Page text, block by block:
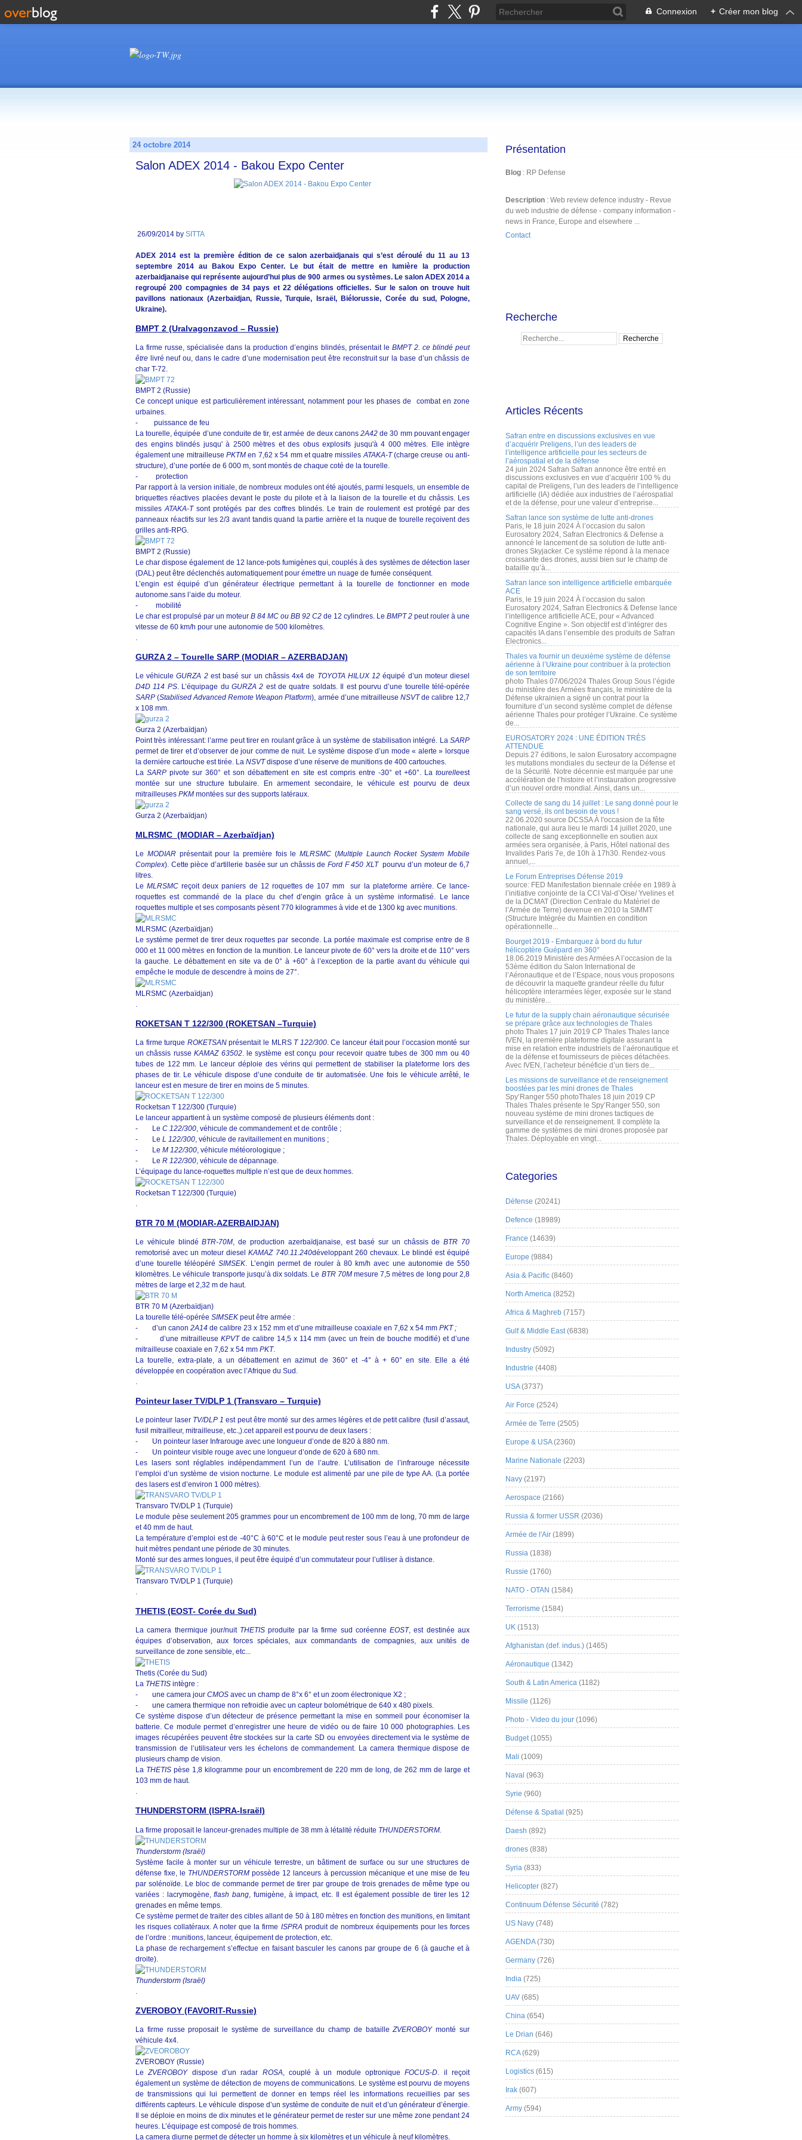
Connexion + Créer mon blog
24 octobre 2014
Salon ADEX 2014 - Bakou Expo Center
26/09/2014 by SITTA
ADEX 2014 est la première édition de ce salon azerbaïdjanais qui s’est déroulé du 11 au 13
septembre 2014 au Bakou Expo Center. Le but était de mettre en lumière la production
azerbaidjanaise qui représente aujourd’hui plus de 900 armes ou systèmes. Le salon ADEX 2014 a
regroupé 200 compagnies de 34 pays et 22 délégations officielles. Sur le salon on trouve huit
pavillons nationaux (Azerbaïdjan, Russie, Turquie, Israël, Biélorussie, Corée du sud, Pologne,
Ukraine).
BMPT 2 (Uralvagonzavod – Russie)
La firme russe, spécialisée dans la production d’engins blindés, présentait le BMPT 2. ce blindé peut
être livré neuf ou, dans le cadre d’une modernisation peut être reconstruit sur la base d’un châssis de
char T-72.
BMPT 2 (Russie)
Ce concept unique est particulièrement intéressant, notamment pour les phases de combat en zone
urbaines.
- puissance de feu
La tourelle, équipée d’une conduite de tir, est armée de deux canons2A42 de 30 mm pouvant engager
des engins blindés jusqu' à 2500 mètres et des obus explosifs jusqu'à 4 000 mètres. Elle intègre
également une mitrailleuse PKTMen 7,62 x 54 mm et quatre missilesATAKA-T(charge creuse ou anti-
structure), d’une portée de 6 000 m, sont montés de chaque coté de la tourelle.
- protection
Par rapport à la version initiale, de nombreux modules ont été ajoutés, parmi lesquels, un ensemble de
briquettes réactives placées devant le poste du pilote et à la liaison de la tourelle et du châssis. Les
missilesATAKA-Tsont protégés par des coffres blindés. Le train de roulement est protégé par des
panneaux réactifs sur les 2/3 avant tandis quand la partie arrière et la nuque de tourelle reçoivent des
grilles anti-RPG.
BMPT 2 (Russie)
Le char dispose également de 12 lance-pots fumigènes qui, couplés à des systèmes de détection laser
(DAL) peut être déclenchés automatiquement pour émettre un nuage de fumée conséquent.
L’engin est équipé d’un générateur électrique permettant à la tourelle de fonctionner en mode
autonome.sans l’aide du moteur.
- mobilité
Le char est propulsé par un moteur B 84 MC ou BB 92 C2 de 12 cylindres. Le BMPT 2 peut rouler à une
vitesse de 60 km/h pour une autonomie de 500 kilomètres.
.
GURZA 2 – Tourelle SARP (MODIAR – AZERBADJAN)
Le véhiculeGURZA 2est basé sur un châssis 4x4 de TOYOTA HILUX 12 équipé d’un moteur diesel
D4D 114 PS. L’équipage du GURZA 2 est de quatre soldats. Il est pourvu d’une tourelle télé-opérée
SARP(Stabilised Advanced Remote Weapon Platform), armée d’une mitrailleuse NSVTde calibre 12,7
x 108 mm.
Gurza 2 (Azerbaïdjan)
Point très intéressant: l’arme peut tirer en roulant grâce à un système de stabilisation intégré. La SARP
permet de tirer et d’observer de jour comme de nuit. Le système dispose d’un mode « alerte » lorsque
la dernière cartouche est tirée. La NSVTdispose d’une réserve de munitions de 400 cartouches.
LaSARPpivote sur 360° et son débattement en site est compris entre -30° et +60°. Latourelleest
montée sur une structure tubulaire. En armement secondaire, le véhicule est pourvu de deux
mitrailleuses PKM montées sur des supports latéraux.
Gurza 2 (Azerbaïdjan)
MLRSMC (MODIAR – Azerbaïdjan)
Le MODIARprésentait pour la première fois leMLRSMC (Multiple Launch Rocket System Mobile
Complex). Cette pièce d’artillerie basée sur un châssis de Ford F 450 XLT pourvu d’un moteur de 6,7
litres.
Le MLRSMC reçoit deux paniers de 12 roquettes de 107 mm sur la plateforme arrière. Ce lance-
roquettes est commandé de la place du chef d’engin grâce à un système informatisé. Le lance
roquettes multiple et ses composants pèsent 770 kilogrammes à vide et de 1300 kg avec munitions.
MLRSMC (Azerbaïdjan)
Le système permet de tirer deux roquettes par seconde. La portée maximale est comprise entre de 8
000 et 11 000 mètres en fonction de la munition. Le lanceur pivote de 60° vers la droite et de 110° vers
la gauche. Le débattement en site va de 0° à +60° à l’exception de la partie avant du véhicule qui
empêche le module de descendre à moins de 27°.
MLRSMC (Azerbaïdjan)
.
ROKETSAN T 122/300 (ROKETSAN –Turquie)
La firme turque ROKETSANprésentait le MLRS T 122/300. Ce lanceur était pour l’occasion monté sur
un châssis russeKAMAZ 63502. le système est conçu pour recevoir quatre tubes de 300 mm ou 40
tubes de 122 mm. Le lanceur déploie des vérins qui permettent de stabiliser la plateforme lors des
phases de tir. Le véhicule dispose d’une conduite de tir automatisée. Une fois le véhicule arrêté, le
lanceur est en mesure de tirer en moins de 5 minutes.
Rocketsan T 122/300 (Turquie)
Le lanceur appartient à un système composé de plusieurs éléments dont :
- Le C 122/300, véhicule de commandement et de contrôle ;
- Le L 122/300, véhicule de ravitaillement en munitions ;
- Le M 122/300, véhicule météorologique ;
- Le R 122/300, véhicule de dépannage.
L’équipage du lance-roquettes multiple n’est que de deux hommes.
Rocketsan T 122/300 (Turquie)
.
BTR 70 M (MODIAR-AZERBAIDJAN)
Le véhicule blindéBTR-70M, de production azerbaïdjanaise, est basé sur un châssis deBTR 70
remotorisé avec un moteur diesel KAMAZ 740.11.240développant 260 chevaux. Le blindé est équipé
d’une tourelle téléopéréSIMSEK. L’engin permet de rouler à 80 km/h avec une autonomie de 550
kilomètres. Le véhicule transporte jusqu’à dix soldats. Le BTR 70Mmesure 7,5 mètres de long pour 2,8
mètres de large et 2,32 m de haut.
BTR 70 M (Azerbaïdjan)
La tourelle télé-opérée SIMSEK peut être armée :
- d’un canon 2A14 de calibre 23 x 152 mm et d’une mitrailleuse coaxiale en 7,62 x 54 mm PKT ;
- d’une mitrailleuse KPVTde calibre 14,5 x 114 mm (avec un frein de bouche modifié) et d’une
mitrailleuse coaxiale en 7,62 x 54 mm PKT.
La tourelle, extra-plate, a un débattement en azimut de 360° et -4° à + 60° en site. Elle a été
développée en coopération avec l’Afrique du Sud.
.
Pointeur laser TV/DLP 1 (Transvaro – Turquie)
Le pointeur laser TV/DLP 1 est peut être monté sur des armes légères et de petit calibre (fusil d’assaut,
fusil mitrailleur, mitrailleuse, etc.,).cet appareil est pourvu de deux lasers :
- Un pointeur laser Infrarouge avec une longueur d’onde de 820 à 880 nm.
- Un pointeur visible rouge avec une longueur d’onde de 620 à 680 nm.
Les lasers sont réglables indépendamment l’un de l’autre. L’utilisation de l’infrarouge nécessite
l’emploi d’un système de vision nocturne. Le module est alimenté par une pile de type AA. (La portée
des lasers est d’environ 1 000 mètres).
Transvaro TV/DLP 1 (Turquie)
Le module pèse seulement 205 grammes pour un encombrement de 100 mm de long, 70 mm de large
et 40 mm de haut.
La température d’emploi est de -40°C à 60°C et le module peut rester sous l’eau à une profondeur de
huit mètres pendant une période de 30 minutes.
Monté sur des armes longues, il peut être équipé d’un commutateur pour l’utiliser à distance.
Transvaro TV/DLP 1 (Turquie)
.
THETIS (EOST- Corée du Sud)
La camera thermique jour/nuit THETISproduite par la firme sud coréenneEOST, est destinée aux
équipes d’observation, aux forces spéciales, aux commandants de compagnies, aux unités de
surveillance de zone sensible, etc...
Thetis (Corée du Sud)
La THETIS intègre :
- une camera jour CMOS avec un champ de 8°x 6° et un zoom électronique X2 ;
- une camera thermique non refroidie avec un capteur bolométrique de 640 x 480 pixels.
Ce système dispose d’un détecteur de présence permettant la mise en sommeil pour économiser la
batterie. Ce module permet d’enregistrer une heure de vidéo ou de faire 10 000 photographies. Les
images récupérées peuvent être stockées sur la carte SD ou envoyées directement via le système de
transmission de l’utilisateur vers les échelons de commandement. La camera thermique dispose de
plusieurs champ de vision.
La THETIS pèse 1,8 kilogramme pour un encombrement de 220 mm de long, de 262 mm de large et
103 mm de haut.
.
THUNDERSTORM (ISPRA-Israël)
La firme proposait le lanceur-grenades multiple de 38 mm à létalité réduite THUNDERSTORM.
Thunderstorm (Israël)
Système facile à monter sur un véhicule terrestre, un bâtiment de surface ou sur une structures de
défense fixe, le THUNDERSTORM possède 12 lanceurs à percussion mécanique et une mise de feu
par solénoïde. Le bloc de commande permet de tirer par groupe de trois grenades de même type ou
variées : lacrymogène,flash bang , fumigène, à impact, etc. Il est également possible de tirer les 12
grenades en même temps.
Ce système permet de traiter des cibles allant de 50 à 180 mètres en fonction des munitions, en limitant
les risques collatéraux. A noter que la firme ISPRA produit de nombreux équipements pour les forces
de l’ordre : munitions, lanceur, équipement de protection, etc.
La phase de rechargement s’effectue en faisant basculer les canons par groupe de 6 (à gauche et à
droite).
Thunderstorm (Israël)
ZVEROBOY (FAVORIT-Russie)
La firme russe proposait le système de surveillance du champ de batailleZVEROBOYmonté sur
véhicule 4x4.
ZVEROBOY (Russie)
LeZVEROBOY dispose d’un radar ROSA , couplé à un module optroniqueFOCUS-D . il reçoit
également un système de détection de moyens de communications. Le système est pourvu de moyens
de transmissions qui lui permettent de donner en temps réel les informations recueillies par ses
différents capteurs. Le véhicule dispose d’un système de conduite de nuit et d’un générateur d’énergie.
Il se déploie en moins de dix minutes et le générateur permet de rester sur une même zone pendant 24
heures. L’équipage est composé de trois hommes.
La camera diurne permet de détecter un homme à six kilomètres et un véhicule à neuf kilomètres.
Présentation
Blog : RP Defense
Description : Web review defence industry - Revue
du web industrie de défense - company information -
news in France, Europe and elsewhere ...
Contact
Recherche
Articles Récents
Safran entre en discussions exclusives en vue
d’acquérir Preligens, l’un des leaders de
l’intelligence artificielle pour les secteurs de
l’aérospatial et de la défense
24 juin 2024 Safran Safran annonce être entré en
discussions exclusives en vue d’acquérir 100 % du
capital de Preligens, l’un des leaders de l’intelligence
artificielle (IA) dédiée aux industries de l’aérospatial
et de la défense, pour une valeur d’entreprise...
Safran lance son système de lutte anti-drones
Paris, le 18 juin 2024 À l’occasion du salon
Eurosatory 2024, Safran Electronics & Defense a
annoncé le lancement de sa solution de lutte anti-
drones Skyjacker. Ce système répond à la menace
croissante des drones, aussi bien sur le champ de
bataille qu’à...
Safran lance son intelligence artificielle embarquée
ACE
Paris, le 19 juin 2024 À l’occasion du salon
Eurosatory 2024, Safran Electronics & Defense lance
l’intelligence artificielle ACE, pour « Advanced
Cognitive Engine ». Son objectif est d’intégrer des
capacités IA dans l’ensemble des produits de Safran
Electronics...
Thales va fournir un deuxième système de défense
aérienne à l’Ukraine pour contribuer à la protection
de son territoire
photo Thales 07/06/2024 Thales Group Sous l’égide
du ministère des Armées français, le ministère de la
Défense ukrainien a signé un contrat pour la
fourniture d’un second système complet de défense
aérienne Thales pour protéger l’Ukraine. Ce système
de...
EUROSATORY 2024 : UNE ÉDITION TRÈS
ATTENDUE
Depuis 27 éditions, le salon Eurosatory accompagne
les mutations mondiales du secteur de la Défense et
de la Sécurité. Notre décennie est marquée par une
accélération de l’histoire et l’instauration progressive
d’un nouvel ordre mondial. Ainsi, dans un...
Collecte de sang du 14 juillet : Le sang donné pour le
sang versé, ils ont besoin de vous !
22.06.2020 source DCSSA À l'occasion de la fête
nationale, qui aura lieu le mardi 14 juillet 2020, une
collecte de sang exceptionnelle en soutien aux
armées sera organisée, à Paris, Hôtel national des
Invalides Paris 7e, de 10h à 17h30. Rendez-vous
annuel,...
Le Forum Entreprises Défense 2019
source: FED Manifestation biennale créée en 1989 à
l’initiative conjointe de la CCI Val-d’Oise/ Yvelines et
de la DCMAT (Direction Centrale du Matériel de
l’Armée de Terre) devenue en 2010 la SIMMT
(Structure Intégrée du Maintien en condition
opérationnelle...
Bourget 2019 - Embarquez à bord du futur
hélicoptère Guépard en 360°
18.06.2019 Ministère des Armées A l’occasion de la
53ème édition du Salon International de
l’Aéronautique et de l’Espace, nous vous proposons
de découvrir la maquette grandeur réelle du futur
hélicoptère interarmées léger, exposée sur le stand
du ministère...
Le futur de la supply chain aéronautique sécurisée
se prépare grâce aux technologies de Thales
photo Thales 17 juin 2019 CP Thales Thales lance
IVEN, la première plateforme digitale assurant la
mise en relation entre industriels de l’aéronautique et
de la défense et fournisseurs de pièces détachées.
Avec IVEN, l’acheteur bénéficie d’un tiers de...
Les missions de surveillance et de renseignement
boostées par les mini drones de Thales
Spy’Ranger 550 photoThales 18 juin 2019 CP
Thales Thales présente le Spy’Ranger 550, son
nouveau système de mini drones tactiques de
surveillance et de renseignement. Il complète la
gamme de systèmes de mini drones proposée par
Thales. Déployable en vingt...
Categories
Défense (20241)
Defence (18989)
France (14639)
Europe (9884)
Asia & Pacific (8460)
North America (8252)
Africa & Maghreb (7157)
Gulf & Middle East(6838)
Industry (5092)
Industrie (4408)
USA(3737)
Air Force (2524)
Armée de Terre (2505)
Europe & USA(2360)
Marine Nationale (2203)
Navy (2197)
Aerospace (2166)
Russia & former USSR (2036)
Armée de l'Air (1899)
Russia (1838)
Russie (1760)
NATO - OTAN (1584)
Terrorisme (1584)
UK (1513)
Afghanistan (def. indus.) (1465)
Aéronautique (1342)
South & Latin America (1182)
Missile (1126)
Photo - Video du jour (1096)
Budget(1055)
Mali (1009)
Naval (963)
Syrie (960)
Défense & Spatial (925)
Daesh (892)
drones (838)
Syria (833)
Helicopter (827)
Continuum Défense Sécurité (782)
US Navy (748)
AGENDA(730)
Germany (726)
India (725)
UAV (685)
China (654)
Le Drian (646)
RCA(629)
Logistics (615)
Irak (607)
Army (594)